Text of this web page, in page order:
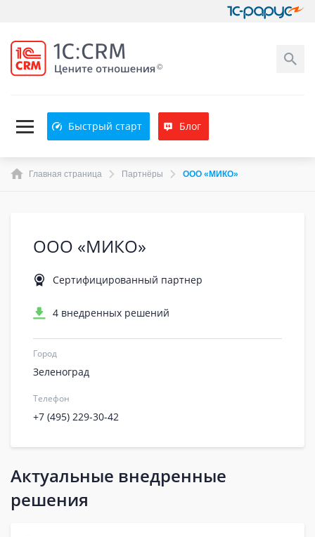
Быстрый старт Блог
Главная страница Партнёры ООО «МИКО»
ООО «МИКО»
Сертифицированный партнер
4 внедренных решений
Город
Зеленоград
Телефон
+7 (495) 229-30-42
Актуальные внедренные
решения